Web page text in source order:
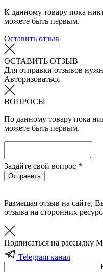
К данному товару пока
можете быть первым.
Оставить отзыв
ОСТАВИТЬ ОТЗЫВ
Для отправки отзывов
Авторизоваться
ВОПРОСЫ
По данному товару пока
можете быть первым.
Задайте свой вопрос *
Отправить
Размещая отзыв на сайте,
отзыва на сторонних
Подписаться на рассылку
Telegram канал